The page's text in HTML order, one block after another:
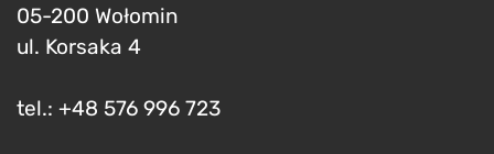
05-200 Wołomin
ul. Korsaka 4
tel.: +48 576 996 723